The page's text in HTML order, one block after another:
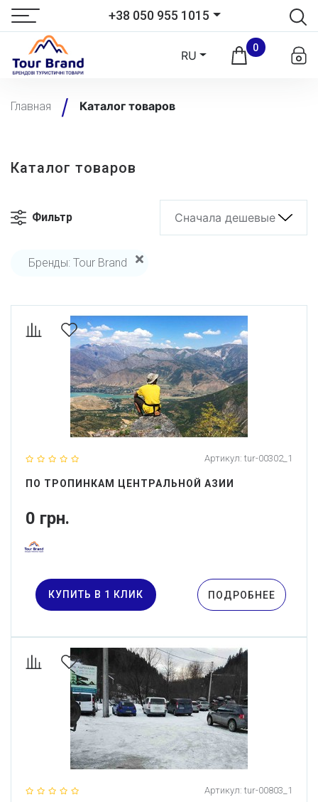
+38 050 955 1015
RU
0
Главная Каталог товаров
Каталог товаров
Фильтр Сначала дешевые
Бренды: Tour Brand
Артикул: tur-00302_1
ПО ТРОПИНКАМ ЦЕНТРАЛЬНОЙ АЗИИ
0 грн.
КУПИТЬ В 1 КЛИК ПОДРОБНЕЕ
Артикул: tur-00803_1